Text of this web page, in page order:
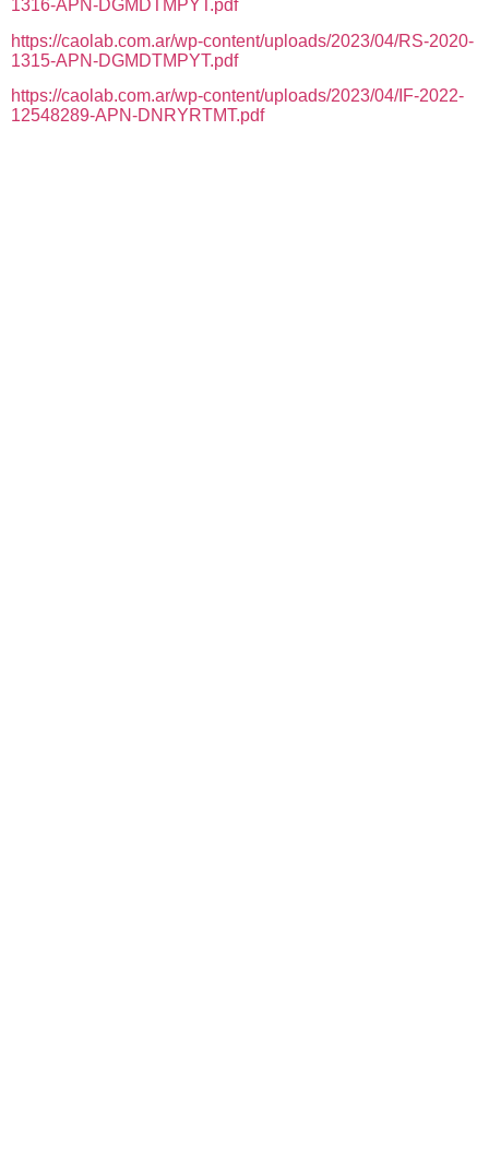
1316-APN-DGMDTMPYT.pdf
https://caolab.com.ar/wp-content/uploads/2023/04/RS-2020-
1315-APN-DGMDTMPYT.pdf
https://caolab.com.ar/wp-content/uploads/2023/04/IF-2022-
12548289-APN-DNRYRTMT.pdf